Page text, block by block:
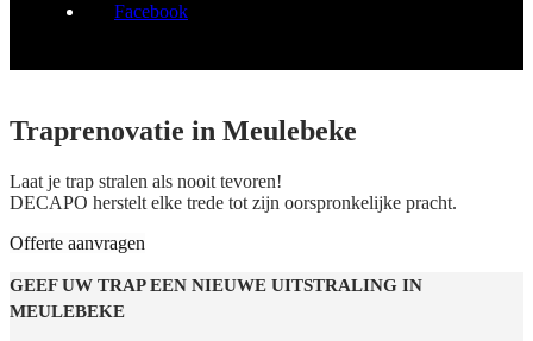
Facebook
Traprenovatie in Meulebeke
Laat je trap stralen als nooit tevoren!
DECAPO herstelt elke trede tot zijn oorspronkelijke pracht.
Offerte aanvragen
GEEF UW TRAP EEN NIEUWE UITSTRALING IN
MEULEBEKE